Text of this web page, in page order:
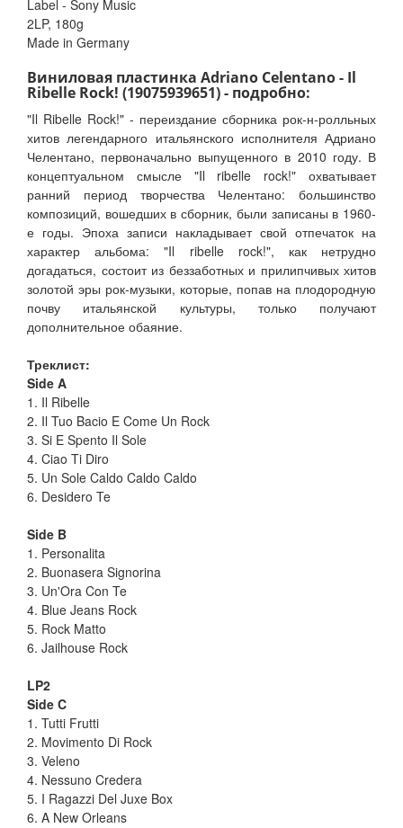
Label - Sony Music
2LP, 180g
Made in Germany
Виниловая пластинка Adriano Celentano - Il
Ribelle Rock! (19075939651) - подробно:
"Il Ribelle Rock!" - переиздание сборника рок-н-ролльных
хитов легендарного итальянского исполнителя Адриано
Челентано, первоначально выпущенного в 2010 году. В
концептуальном смысле "Il ribelle rock!" охватывает
ранний период творчества Челентано: большинство
композиций, вошедших в сборник, были записаны в 1960-
е годы. Эпоха записи накладывает свой отпечаток на
характер альбома: "Il ribelle rock!", как нетрудно
догадаться, состоит из беззаботных и прилипчивых хитов
золотой эры рок-музыки, которые, попав на плодородную
почву итальянской культуры, только получают
дополнительное обаяние.
Треклист:
Side A
1. Il Ribelle
2. Il Tuo Bacio E Come Un Rock
3. Si E Spento Il Sole
4. Ciao Ti Diro
5. Un Sole Caldo Caldo Caldo
6. Desidero Te
Side B
1. Personalita
2. Buonasera Signorina
3. Un'Ora Con Te
4. Blue Jeans Rock
5. Rock Matto
6. Jailhouse Rock
LP2
Side C
1. Tutti Frutti
2. Movimento Di Rock
3. Veleno
4. Nessuno Credera
5. I Ragazzi Del Juxe Box
6. A New Orleans